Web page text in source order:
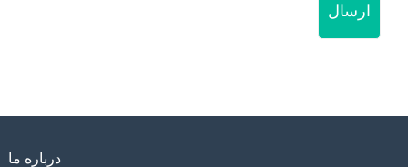
ارسال
درباره ما